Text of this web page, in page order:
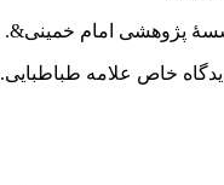
پژوهشی امام خمینی&.